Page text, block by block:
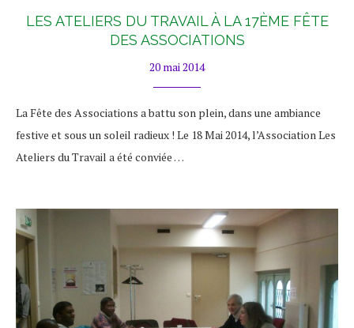
LES ATELIERS DU TRAVAIL À LA 17ÈME FÊTE
DES ASSOCIATIONS
20 mai 2014
La Fête des Associations a battu son plein, dans une ambiance
festive et sous un soleil radieux ! Le 18 Mai 2014, l’Association Les
Ateliers du Travail a été conviée …